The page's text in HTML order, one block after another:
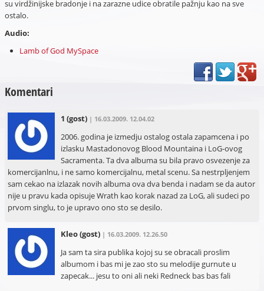
su virdžinijske bradonje i na zarazne udice obratile pažnju kao na sve
ostalo.
Audio:
Lamb of God MySpace
Komentari
1 (gost) | 16.03.2009. 12.04.02
2006. godina je izmedju ostalog ostala zapamcena i po
izlasku Mastadonovog Blood Mountaina i LoG-ovog
Sacramenta. Ta dva albuma su bila pravo osvezenje za
komercijanlnu, i ne samo komercijalnu, metal scenu. Sa nestrpljenjem
sam cekao na izlazak novih albuma ova dva benda i nadam se da autor
nije u pravu kada opisuje Wrath kao korak nazad za LoG, ali sudeci po
prvom singlu, to je upravo ono sto se desilo.
Kleo(gost) | 16.03.2009. 12.26.50
Ja sam ta sira publika kojoj su se obracali proslim
albumom i bas mi je zao sto su melodije gurnute u
zapecak... jesu to oni ali neki Redneck bas bas fali